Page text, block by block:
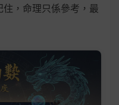
，命理只係參考，最